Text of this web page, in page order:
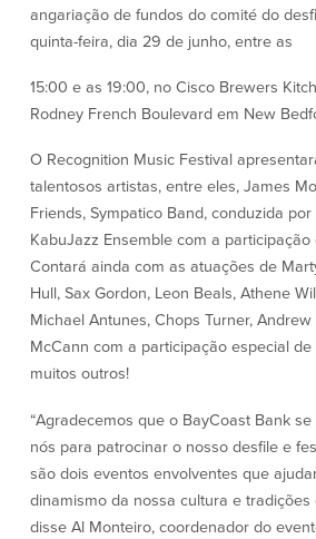
Verificação de ajuste correto
Conta à ordem para Autarquias/Sem
Fins Lucrativos
IOLTA
Depósitos
Planos de
Empréstimo Comercial
Gabinete de Empréstimo Providence
Empréstimos e linhas de crédito
empresariais
Parcerias de Desenvolvimento de
Negócios
Soluções
iBanking
Cartão de
Reordenar
Quem somos
Quem somos
BayCoast
angariação de fundos do comité do
quinta-feira, dia 29 de junho, entre as
15:00 e as 19:00, no Cisco Brewers
Rodney French Boulevard em New
O Recognition Music Festival
talentosos artistas, entre eles, James
Friends, Sympatico Band, conduzida
KabuJazz Ensemble com a participação
Contará ainda com as atuações de
Hull, Sax Gordon, Leon Beals, Athene
Michael Antunes, Chops Turner,
McCann com a participação especial de
muitos outros!
“Agradecemos que o BayCoast Bank
nós para patrocinar o nosso desfile e
são dois eventos envolventes que
dinamismo da nossa cultura e tradições
disse Al Monteiro, coordenador do